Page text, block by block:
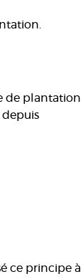
de plantation
depuis
ce principe à